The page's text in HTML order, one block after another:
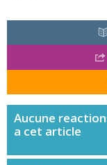
Aucune
a cet article